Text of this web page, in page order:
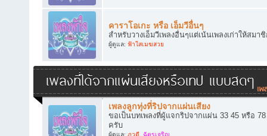
คาราโอเกะ หรือ เอ็มวีอื่นๆ
สำหรับวางเอ็มวีเพลงอื่นๆแต่เน้นเพลงเก่าให้สม
ผู้ดูแล: ฟ้าใสเมฆสวย
เพลงที่ได้จากแผ่นเสียงหรือเทป แบบสดๆ
เพลงลูกทุ่งที่ริปจากแผ่นเสียง
ขอเป็นบทเพลงที่ผู้แจกริปจากแผ่น 33 45 หรือ 78
ครับ
ผู้ดูแล: ภูวดี, ฉัตรเจริญ